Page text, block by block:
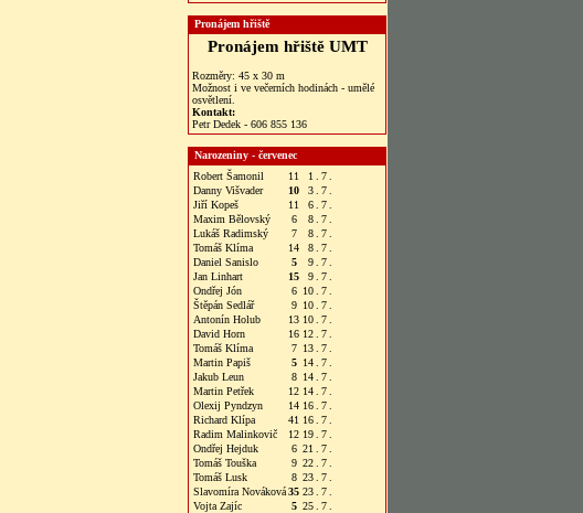
Pronájem hřiště
Pronájem hřiště UMT
Rozměry: 45 x 30 m
Možnost i ve večerních hodinách - umělé
osvětlení.
Kontakt:
Petr Dedek - 606 855 136
Narozeniny - červenec
Robert Šamonil
11 1 7
Danny Višvader
10 3 7
Jiří Kopeš
11 6 7
Maxim Bělovský
6 8 7
Lukáš Radimský
7 8 7
Tomáš Klíma
14 8 7
Daniel Sanislo
5 9 7
Jan Linhart
15 9 7
Ondřej Jón
6 10 7
Štěpán Sedlář
9 10 7
Antonín Holub
13 10 7
David Horn
16 12 7
Tomáš Klíma
7 13 7
Martin Papiš
5 14 7
Jakub Leun
8 14 7
Martin Petřek
12 14 7
Olexij Pyndzyn
14 16 7
Richard Klípa
41 16 7
Radim Malinkovič
12 19 7
Ondřej Hejduk
6 21 7
Tomáš Touška
9 22 7
Tomáš Lusk
8 23 7
Slavomíra Nováková35 23 7
Vojta Zajíc
5 25 7